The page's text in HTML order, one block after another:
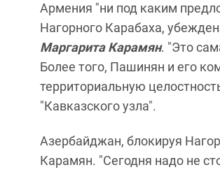
Армения "ни под каким
Нагорного Карабаха,
Маргарита Карамян. "Это
Более того, Пашинян и его
территориальную
"Кавказского узла".
Азербайджан, блокируя
Карамян. "Сегодня надо не